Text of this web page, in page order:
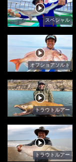
スペシャル
オフショアソルト
トラウトルアー
トラウトルアー